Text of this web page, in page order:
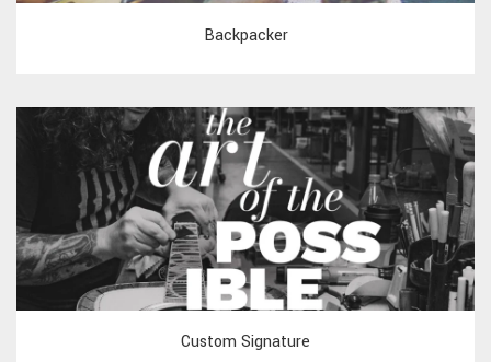
Backpacker
Custom Signature